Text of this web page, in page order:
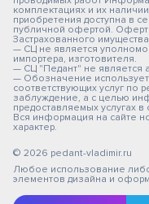
комплектациях и их
приобретения доступна в
публичной офертой.
Застрахованного имущества
— СЦ не является
импортера, изготовителя.
— СЦ "Педант" не является
— Обозначение
соответствующих услуг по
заблуждение, а с целью
предоставляемых услугах
Вся информация на сайте
характер.
© 2026 pedant-vladimir.ru
Любое использование
элементов дизайна и